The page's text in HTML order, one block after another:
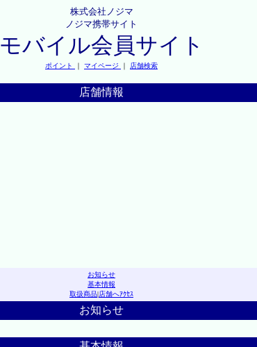
株式会社ノジマ
ノジマ携帯サイト
モバイル会員サイト
ポイント ｜ マイページ ｜ 店舗検索
店舗情報
お知らせ
基本情報
取扱商品|店舗へｱｸｾｽ
お知らせ